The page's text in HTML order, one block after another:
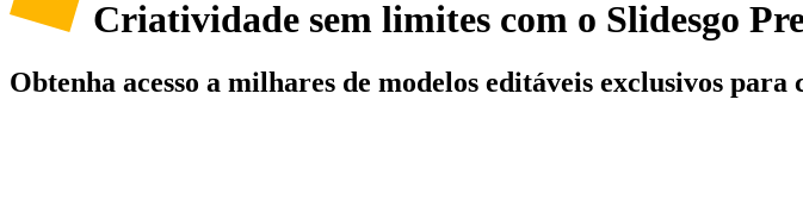
Criatividade sem limites com o Slidesgo
Obtenha acesso a milhares de modelos editáveis exclusivos